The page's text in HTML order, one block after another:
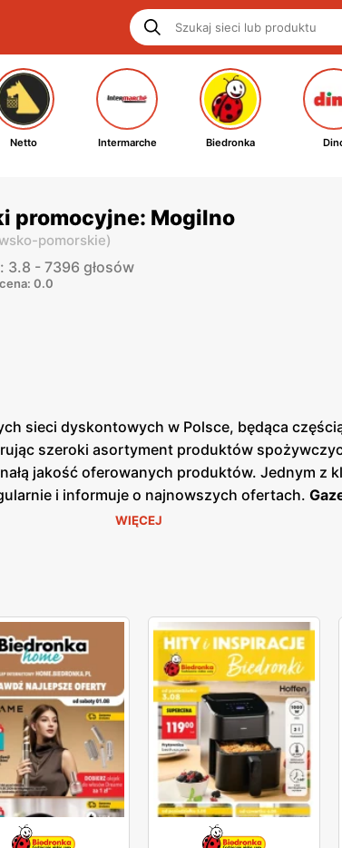
Netto Intermarche Biedronka
promocyjne: Mogilno
pomorskie)
3.8 - 7396 głosów
0.0
sieci dyskontowych w Polsce, będąca
szeroki asortyment produktów
jakość oferowanych produktów. Jednym
i informuje o najnowszych ofertach.
dzięki czemu klienci mogą planować
Dzięki temu klienci mogą liczyć na
Polsce, z ponad 3000 placówek, co
miejscowościach, co pozwala na
i lojalność klientów. Biedronka
nowe produkty i udoskonalając
klient może liczyć na wyjątkowe oferty i
WIĘCEJ